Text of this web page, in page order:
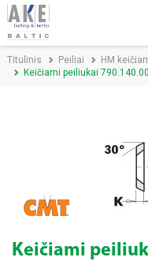
Titulinis Peiliai
HM
Keičiami peiliukai
Keičiami